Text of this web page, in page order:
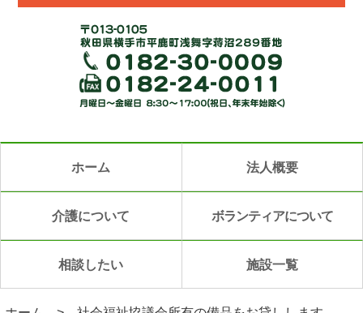
ホーム 法人概要
介護について ボランティアについて
相談したい 施設一覧